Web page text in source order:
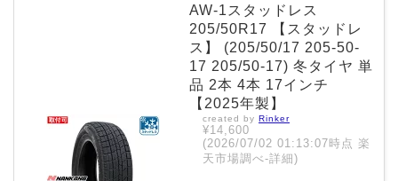
AW-1スタッドレス
205/50R17 【スタッドレ
ス】 (205/50/17 205-50-
17 205/50-17) 冬タイヤ 単
品 2本 4本 17インチ
【2025年製】
created by Rinker
¥14,600
(2026/07/02 01:13:07時点 楽
天市場調べ-詳細)